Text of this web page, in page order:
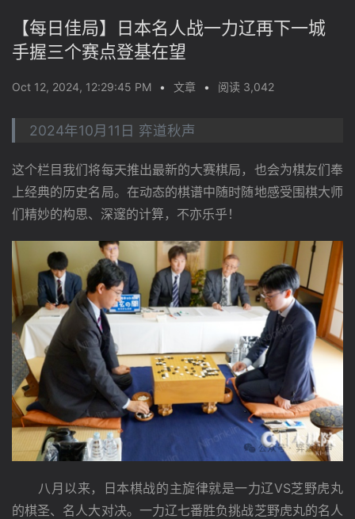
【每日佳局】日本名人战一力辽再下一城
手握三个赛点登基在望
Oct 12, 2024, 12:29:45 PM • 文章 • 阅读 3,042
2024年10月11日 弈道秋声
这个栏目我们将每天推出最新的大赛棋局，也会为棋友们奉
上经典的历史名局。在动态的棋谱中随时随地感受围棋大师
们精妙的构思、深邃的计算，不亦乐乎！
八月以来，日本棋战的主旋律就是一力辽VS芝野虎丸
的棋圣、名人大对决。一力辽七番胜负挑战芝野虎丸的名人